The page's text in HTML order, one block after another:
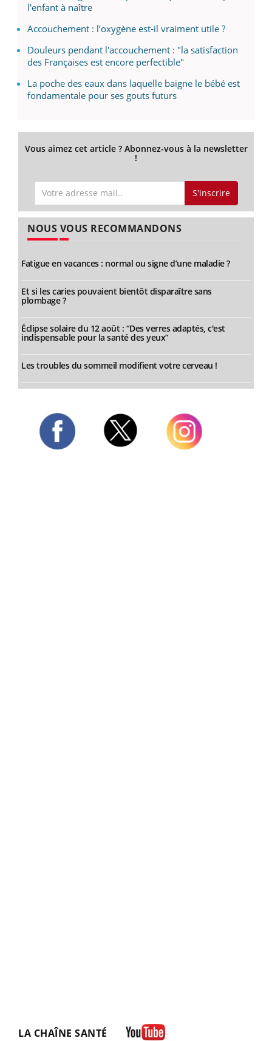
l'enfant à naître
Accouchement : l’oxygène est-il vraiment utile ?
Douleurs pendant l'accouchement : "la satisfaction
des Françaises est encore perfectible"
La poche des eaux dans laquelle baigne le bébé est
fondamentale pour ses gouts futurs
Vous aimez cet article ? Abonnez-vous à la newsletter
!
S'inscrire
NOUS VOUS RECOMMANDONS
Fatigue en vacances : normal ou signe d’une maladie ?
Et si les caries pouvaient bientôt disparaître sans
plombage ?
Éclipse solaire du 12 août : “Des verres adaptés, c'est
indispensable pour la santé des yeux”
Les troubles du sommeil modifient votre cerveau !
LA CHAÎNE SANTÉ